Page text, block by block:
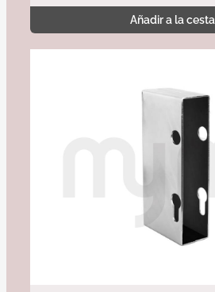
Añadir a la cesta